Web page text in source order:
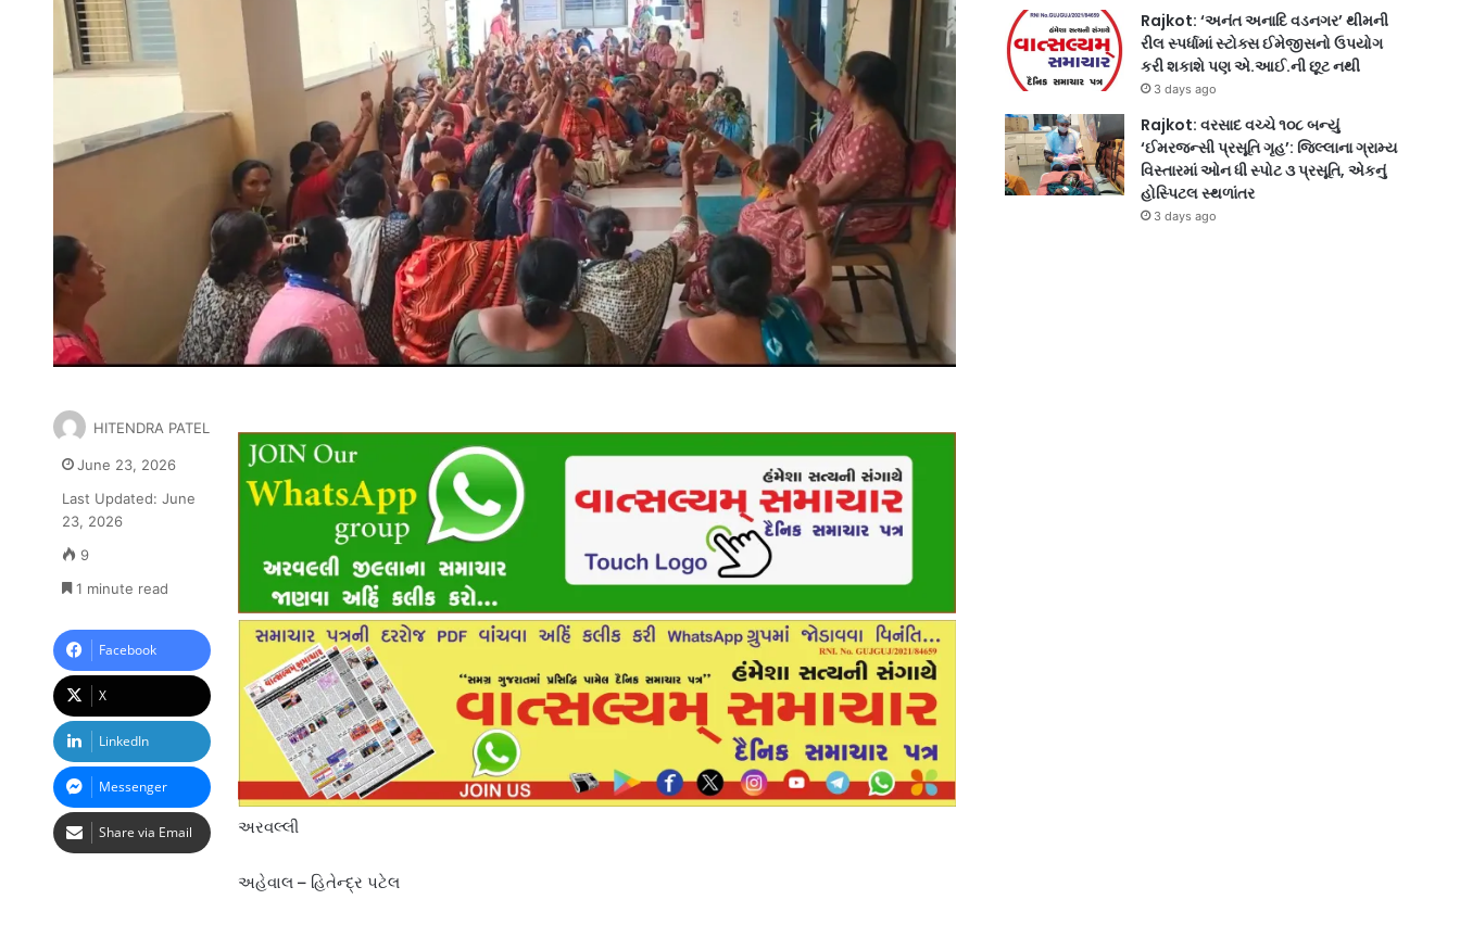
અરવલ્લી
અહેવાલ – હિતેન્દ્ર પટેલ
HITENDRA PATEL
June 23, 2026
Last Updated: June
23, 2026
9
1 minute read
Facebook
X
LinkedIn
Messenger
Share via Email
Rajkot: ‘અનંત અનાદિ વડનગર’ થીમની
રીલ સ્પર્ધામાં સ્ટોક્સ ઈમેજીસનો ઉપયોગ
કરી શકાશે પણ એ.આઈ.ની છૂટ નથી
3 days ago
Rajkot: વરસાદ વચ્ચે ૧૦૮ બન્યું
‘ઈમરજન્સી પ્રસૂતિ ગૃહ’: જિલ્લાના ગ્રામ્ય
વિસ્તારમાં ઓન ધી સ્પોટ ૩ પ્રસૂતિ, એકનું
હોસ્પિટલ સ્થળાંતર
3 days ago